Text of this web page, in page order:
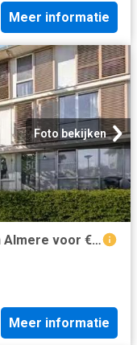
Meer informatie
Foto bekijken
Huis te koop Zaterdagstraat 27 in Almere voor € 450.000
Meer informatie